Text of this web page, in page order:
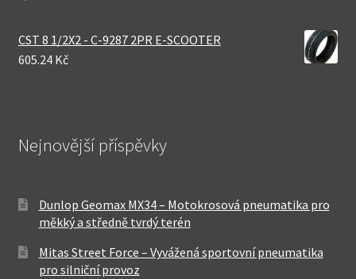
CST 8 1/2X2 - C-9287 2PR E-SCOOTER
605.24 Kč
Nejnovější příspěvky
Dunlop Geomax MX34 – Motokrosová pneumatika pro
měkký a středně tvrdý terén
Mitas Street Force – Vyvážená sportovní pneumatika
pro silniční provoz